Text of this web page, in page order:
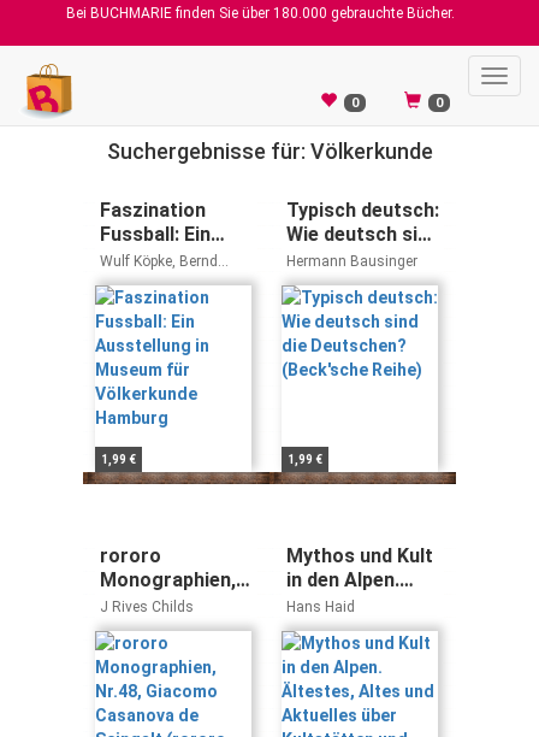
Bei BUCHMARIE finden Sie über 180.000 gebrauchte Bücher.
0 0
Suchergebnisse für: Völkerkunde
Faszination
Fussball: Ein
Ausstellung in
Museum für
Völkerkunde
Hamburg
Wulf Köpke, Bernd
Schmelz, Broder J
Trede, Carl Triesch
1,99 €
Typisch deutsch:
Wie deutsch sind
die Deutschen?
(Beck'sche
Reihe)
Hermann Bausinger
1,99 €
rororo
Monographien,
Nr.48, Giacomo
Casanova de
Seingalt (rororo
- rowohlts
monographien)
J Rives Childs
Mythos und Kult
in den Alpen.
Ältestes, Altes
und Aktuelles
über Kultstätten
und
Bergheiligtümer
im Alpenraum
Hans Haid